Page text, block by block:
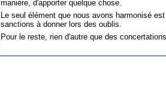
manière, d'apporter quelque chose.
Le seul élément que nous avons harmonisé
sanctions à donner lors des oublis.
Pour le reste, rien d'autre que des